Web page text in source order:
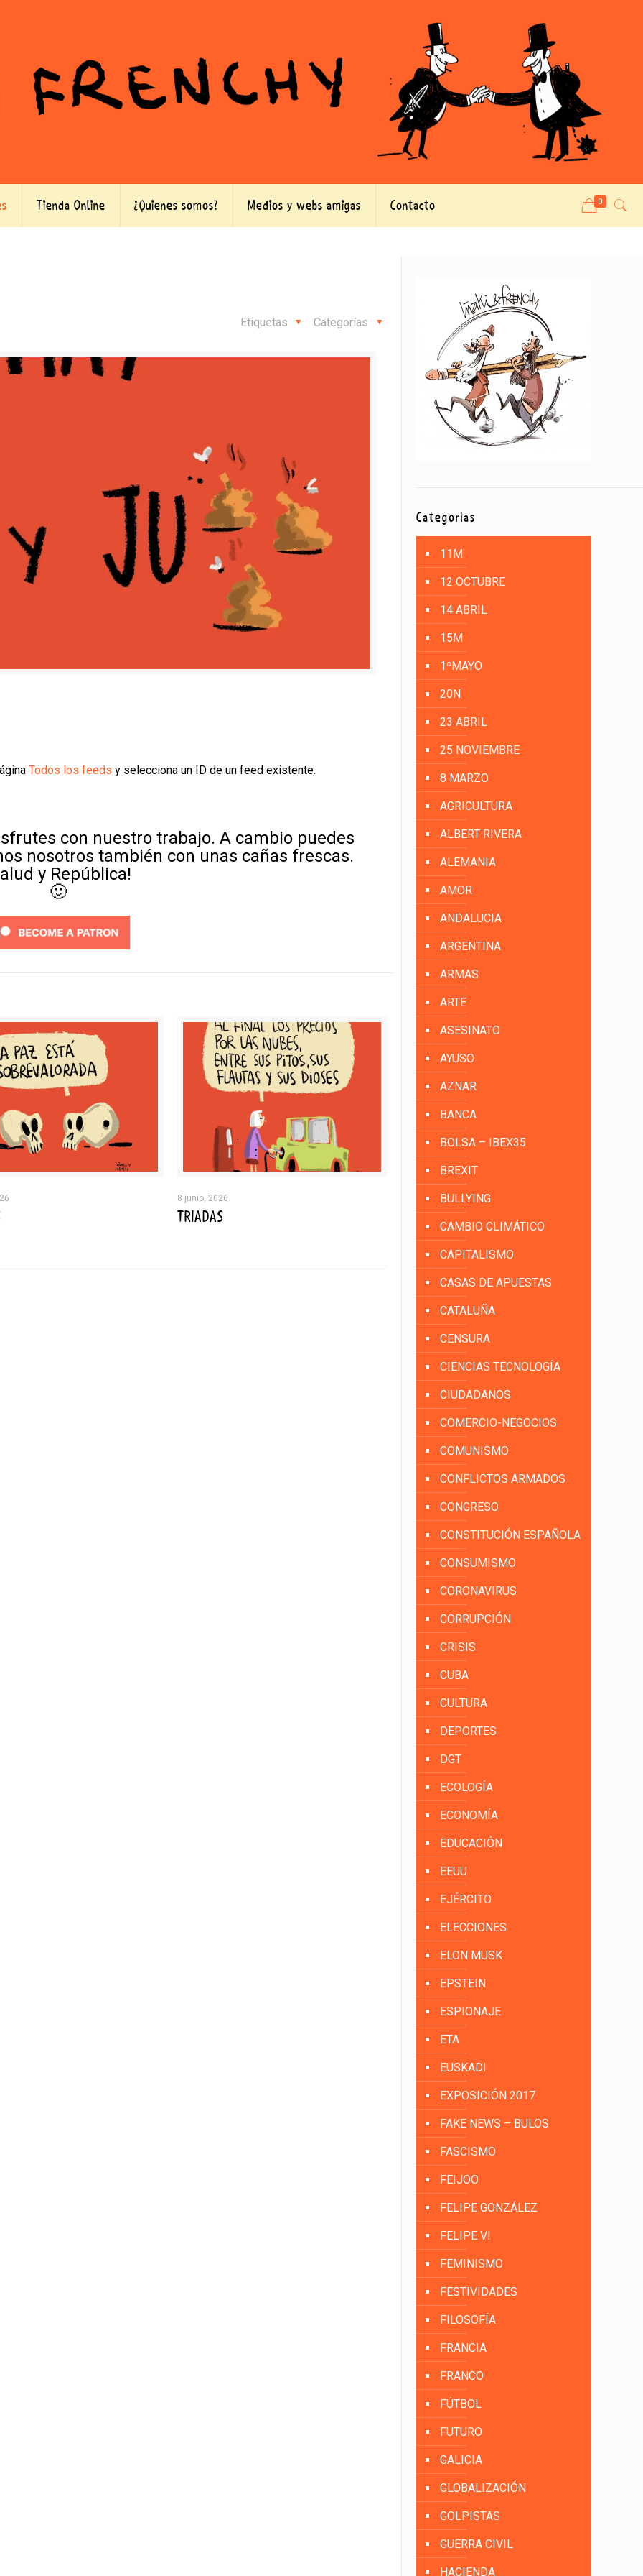
Tienda Online ¿Quienes somos? Medios y webs amigas Contacto 0
Categorías
Etiquetas
Todos los feeds y selecciona un ID de un feed existente.
con nuestro trabajo. A cambio puedes
nosotros también con unas cañas frescas.
y República!
🙂
8 junio, 2026
TRIADAS
Categorías
11M
12 OCTUBRE
14 ABRIL
15M
1ºMAYO
20N
23 ABRIL
25 NOVIEMBRE
8 MARZO
AGRICULTURA
ALBERT RIVERA
ALEMANIA
AMOR
ANDALUCIA
ARGENTINA
ARMAS
ARTE
ASESINATO
AYUSO
AZNAR
BANCA
BOLSA – IBEX35
BREXIT
BULLYING
CAMBIO CLIMÁTICO
CAPITALISMO
CASAS DE APUESTAS
CATALUÑA
CENSURA
CIENCIAS TECNOLOGÍA
CIUDADANOS
COMERCIO-NEGOCIOS
COMUNISMO
CONFLICTOS ARMADOS
CONGRESO
CONSTITUCIÓN ESPAÑOLA
CONSUMISMO
CORONAVIRUS
CORRUPCIÓN
CRISIS
CUBA
CULTURA
DEPORTES
DGT
ECOLOGÍA
ECONOMÍA
EDUCACIÓN
EEUU
EJÉRCITO
ELECCIONES
ELON MUSK
EPSTEIN
ESPIONAJE
ETA
EUSKADI
EXPOSICIÓN 2017
FAKE NEWS – BULOS
FASCISMO
FEIJOO
FELIPE GONZÁLEZ
FELIPE VI
FEMINISMO
FESTIVIDADES
FILOSOFÍA
FRANCIA
FRANCO
FÚTBOL
FUTURO
GALICIA
GLOBALIZACIÓN
GOLPISTAS
GUERRA CIVIL
HACIENDA